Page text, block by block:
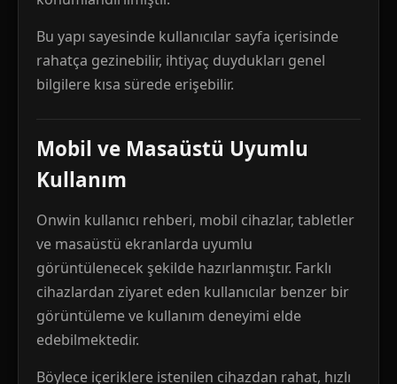
Bu yapı sayesinde kullanıcılar sayfa içerisinde
rahatça gezinebilir, ihtiyaç duydukları genel
bilgilere kısa sürede erişebilir.
Mobil ve Masaüstü Uyumlu
Kullanım
Onwin kullanıcı rehberi, mobil cihazlar, tabletler
ve masaüstü ekranlarda uyumlu
görüntülenecek şekilde hazırlanmıştır. Farklı
cihazlardan ziyaret eden kullanıcılar benzer bir
görüntüleme ve kullanım deneyimi elde
edebilmektedir.
Böylece içeriklere istenilen cihazdan rahat, hızlı